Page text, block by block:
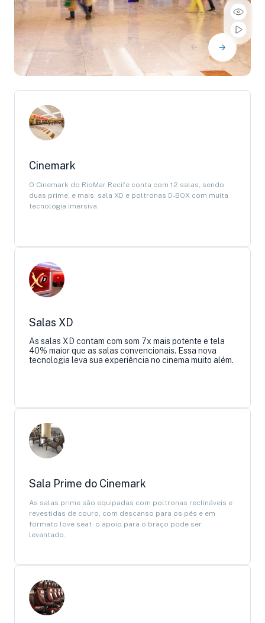
Cinemark
O Cinemark do RioMar Recife conta com 12 salas, sendo
duas prime, e mais: sala XD e poltronas D-BOX com muita
tecnologia imersiva.
Salas XD
As salas XD contam com som 7x mais potente e tela
40% maior que as salas convencionais. Essa nova
tecnologia leva sua experiência no cinema muito além.
Sala Prime do Cinemark
As salas prime são equipadas com poltronas reclináveis e
revestidas de couro, com descanso para os pés e em
formato love seat - o apoio para o braço pode ser
levantado.